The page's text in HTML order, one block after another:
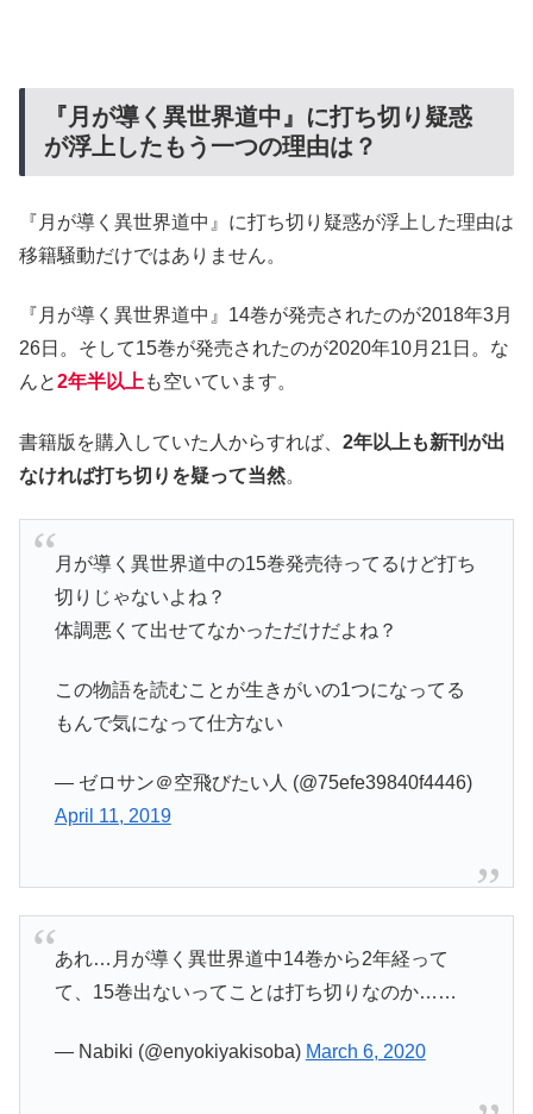
『月が導く異世界道中』に打ち切り疑惑
が浮上したもう一つの理由は？
『月が導く異世界道中』に打ち切り疑惑が浮上した理由は
移籍騒動だけではありません。
『月が導く異世界道中』14巻が発売されたのが2018年3月
26日。そして15巻が発売されたのが2020年10月21日。な
んと2年半以上も空いています。
書籍版を購入していた人からすれば、 2年以上も新刊が出
なければ打ち切りを疑って当然。
月が導く異世界道中の15巻発売待ってるけど打ち
切りじゃないよね？
体調悪くて出せてなかっただけだよね？
この物語を読むことが生きがいの1つになってる
もんで気になって仕方ない
— ゼロサン＠空飛びたい人 (@75efe39840f4446)
April 11, 2019
あれ…月が導く異世界道中14巻から2年経って
て、15巻出ないってことは打ち切りなのか……
— Nabiki (@enyokiyakisoba) March 6, 2020